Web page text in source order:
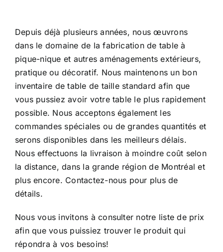
Depuis déjà plusieurs années, nous œuvrons
dans le domaine de la fabrication de table à
pique-nique et autres aménagements extérieurs,
pratique ou décoratif. Nous maintenons un bon
inventaire de table de taille standard afin que
vous pussiez avoir votre table le plus rapidement
possible. Nous acceptons également les
commandes spéciales ou de grandes quantités et
serons disponibles dans les meilleurs délais.
Nous effectuons la livraison à moindre coût selon
la distance, dans la grande région de Montréal et
plus encore. Contactez-nous pour plus de
détails.
Nous vous invitons à consulter notre liste de prix
afin que vous puissiez trouver le produit qui
répondra à vos besoins!